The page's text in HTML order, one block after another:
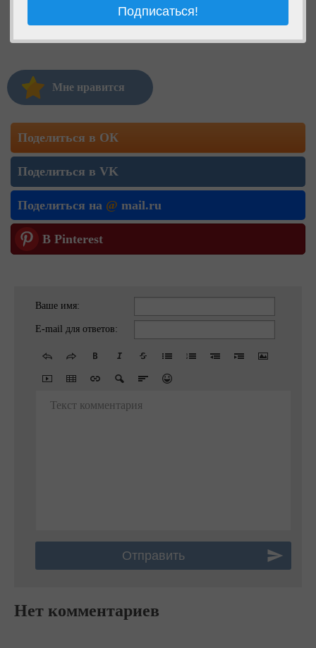
Мне нравится
Поделиться в ОК
Поделиться в VK
Поделиться на @ mail.ru
В Pinterest
Ваше имя:
E-mail для ответов:
Текст комментария
Нет комментариев